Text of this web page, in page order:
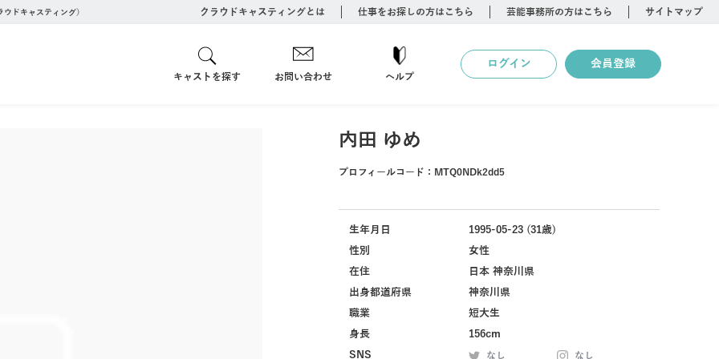
ドキャスティング） クラウドキャスティングとは 仕事をお探しの方はこちら 芸能事務所の方はこちら サイトマップ
キャストを探す お問い合わせ ヘルプ
ログイン 会員登録
内田 ゆめ
プロフィールコード： MTQ0NDk2dd5
生年月日
1995-05-23 (31歳)
性別
女性
在住
日本 神奈川県
出身都道府県
神奈川県
職業
短大生
身長
156cm
SNS
なし なし